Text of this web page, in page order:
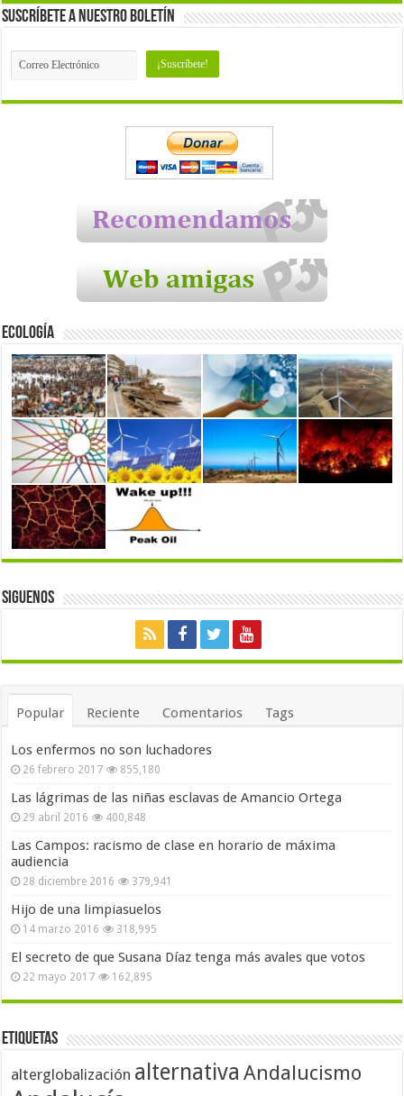
Suscríbete a nuestro Boletín
Ecología
Siguenos
Popular Reciente Comentarios Tags
Los enfermos no son luchadores
26 febrero 2017 855,180
Las lágrimas de las niñas esclavas de Amancio Ortega
29 abril 2016 400,848
Las Campos: racismo de clase en horario de máxima
audiencia
28 diciembre 2016 379,941
Hijo de una limpiasuelos
14 marzo 2016 318,995
El secreto de que Susana Díaz tenga más avales que votos
22 mayo 2017 162,895
Etiquetas
alterglobalización alternativa Andalucismo